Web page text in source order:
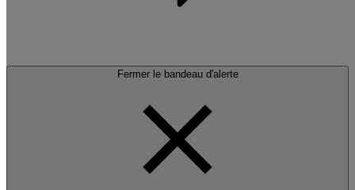
Fermer le bandeau d'alerte